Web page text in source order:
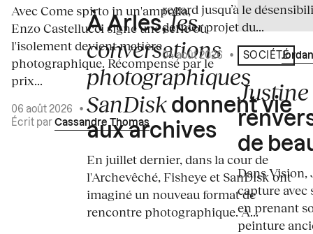
Avec Come spirto in un'ampolla,
Enzo Castellucci signe une série où
l'isolement devient matière
photographique. Récompensé par le
prix...
06 août 2026
•
Écrit par Cassandre Thomas
À Arles,les
conversations
photographiques
SanDisk donnent vie
aux archives
En juillet dernier, dans la cour de
l'Archevêché, Fisheye et SanDisk ont
imaginé un nouveau format de
rencontre photographique. À...
regard jusqu’à le
dernier projet du...
04 août 2026 • Écrit par
SOCIÉTÉ
de
Dans
capture avec
en prenant
peinture